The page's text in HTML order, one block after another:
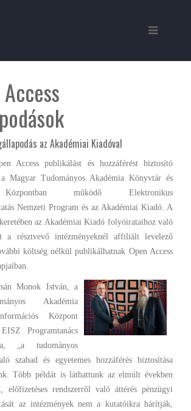
az Akadémiai Kiadóval
Access publikálást és hozzáférést biztosító
Magyar Tudományos Akadémia Könyvtár és
működő Elektronikus
Nemzeti Program és az Akadémiai Kiadó. A
keretében az Akadémiai Kiadó folyóirataihoz való
a résztvevő intézményeknél affiliált levelező
költség nélkül publikálhatnak Open Access
Monok István, a
Akadémia
Központ
Programtanács
„a tudományos
szabad és egyetemes hozzáférés biztosítása
Több példát is láthattunk az elmúlt években
rendszerről való áttérés pénzügyi
az intézmények nem a kutatóikra hárítják,